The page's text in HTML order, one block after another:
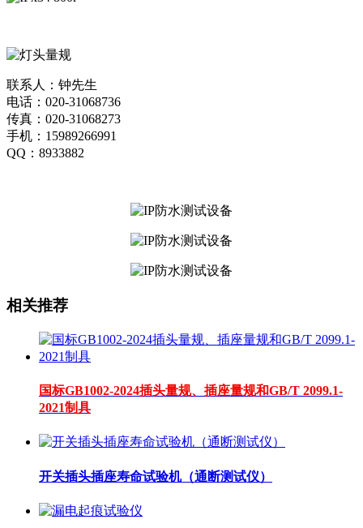
联系人：钟先生
电话：020-31068736
传真：020-31068273
手机：15989266991
QQ：8933882
相关推荐
国标GB1002-2024插头量规、插座量规和GB/T 2099.1-
2021制具
开关插头插座寿命试验机（通断测试仪）